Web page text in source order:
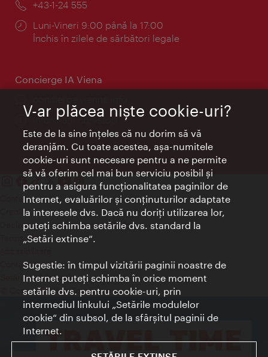
Telefon:
+43-1-24 555
Program:
Luni-Vineri 9:00 până la 17:00
Închis în zilele de sărbători legale
Concierge IA Viena
Informații non-stop
Contact
Credits
Declaraţie privind protecţia datelor
Terms of Use
Contact presa
Setări module cookie
© Copyright Wien Tourismus
V-ar plăcea nişte cookie-uri?
Este de la sine înţeles că nu dorim să vă
deranjăm. Cu toate acestea, aşa-numitele
cookie-uri sunt necesare pentru a ne permite
să vă oferim cel mai bun serviciu posibil şi
pentru a asigura funcţionalitatea paginilor de
Internet, evaluărilor şi conţinuturilor adaptate
la interesele dvs. Dacă nu doriţi utilizarea lor,
puteţi schimba setările dvs. standard la
„Setări extinse“.
Sugestie: în timpul vizitării paginii noastre de
Internet puteţi schimba în orice moment
setările dvs. pentru cookie-uri, prin
intermediul linkului „Setările modulelor
cookie“ din subsol, de la sfârşitul paginii de
Internet.